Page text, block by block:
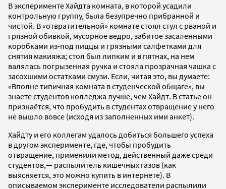
В эксперименте Хайдта комната, в которой усадили
контрольную группу, была безупречно прибранной и
чистой. В «отвратительной» комнате стоял стул с рваной и
грязной обивкой, мусорное ведро, забитое засаленными
коробками из-под пиццы и грязными салфетками для
снятия макияжа; стол был липким и в пятнах, на нем
валялась погрызенная ручка и стояла прозрачная чашка с
засохшими остатками смузи. Если, читая это, вы думаете:
«Вполне типичная комната в студенческой общаге», вы
знаете студентов колледжа лучше, чем Хайдт. В статье он
признаётся, что пробудить в студентах отвращение у него
не вышло вовсе (исходя из заполненных ими анкет).
Хайдту и его коллегам удалось добиться большего успеха
в другом эксперименте, где, чтобы пробудить
отвращение, применили метод, действенный даже среди
студентов,— распылитель кишечных газов (как
выясняется, это можно купить в интернете). В
описываемом эксперименте исследователи распылили